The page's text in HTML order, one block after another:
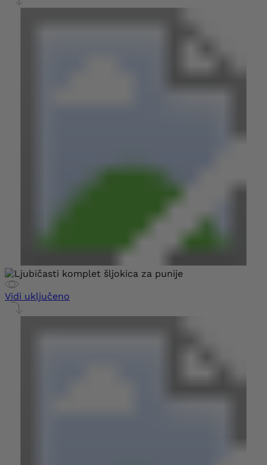
Vidi uključeno